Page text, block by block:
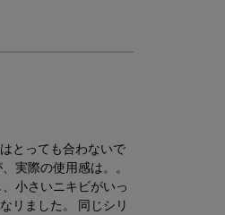
とっても合わないで
実際の使用感は。。
小さいニキビがいっ
リました。 同じシリ